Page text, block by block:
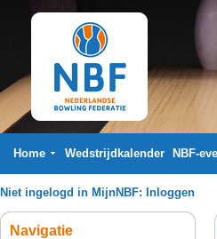
Home Wedstrijdkalender NBF-
Niet ingelogd in MijnNBF: Inloggen
Navigatie